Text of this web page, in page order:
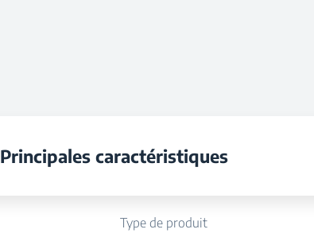
Principales caractéristiques
Type de produit